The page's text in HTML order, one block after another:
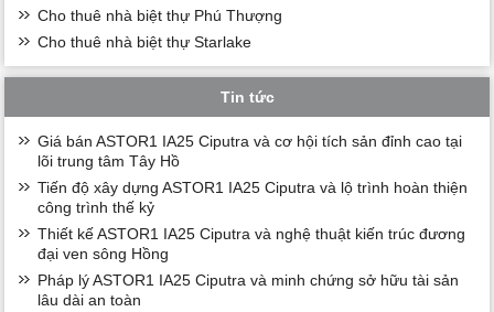
Cho thuê nhà biệt thự Phú Thượng
Cho thuê nhà biệt thự Starlake
Tin tức
Giá bán ASTOR1 IA25 Ciputra và cơ hội tích sản đỉnh cao tại
lõi trung tâm Tây Hồ
Tiến độ xây dựng ASTOR1 IA25 Ciputra và lộ trình hoàn thiện
công trình thế kỷ
Thiết kế ASTOR1 IA25 Ciputra và nghệ thuật kiến trúc đương
đại ven sông Hồng
Pháp lý ASTOR1 IA25 Ciputra và minh chứng sở hữu tài sản
lâu dài an toàn